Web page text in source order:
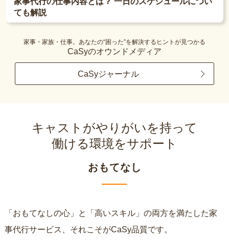
ても解説
家事・家族・仕事。あなたの“困った”を解決するヒントが見つかる
CaSyのオウンドメディア
CaSyジャーナル
キャストがやりがいを持って
働ける環境をサポート
おもてなし
「おもてなしの心」と「高いスキル」の両方を満たした家
事代行サービス、それこそがCaSy品質です。